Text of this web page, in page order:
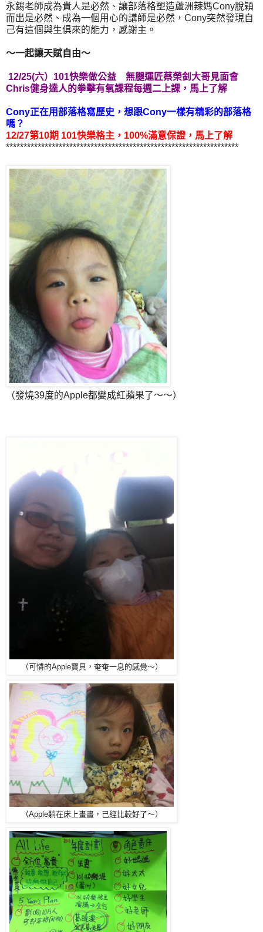
永錫老師成為貴人是必然、讓部落格塑造蘆洲辣媽Cony脫穎
而出是必然、成為一個用心的講師是必然，Cony突然發現自
己有這個與生俱來的能力，感謝主。
～一起讓天賦自由～
12/25(六）101快樂做公益 無腿運匠蔡榮釗大哥見面會
Chris健身達人的拳擊有氧課程每週二上課，馬上了解
Cony正在用部落格寫歷史，想跟Cony一樣有精彩的部落格
嗎？
12/27第10期 101快樂格主，100%滿意保證，馬上了解
******************************************************************
（發燒39度的Apple都變成紅蘋果了～～）
（可憐的Apple寶貝，奄奄一息的感覺～）
（Apple躺在床上畫畫，己經比較好了～）